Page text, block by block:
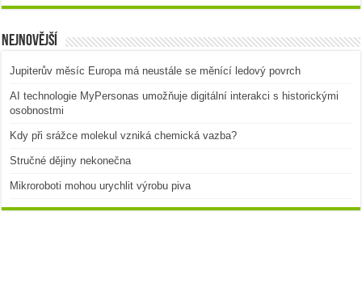
Nejnovější
Jupiterův měsíc Europa má neustále se měnící ledový povrch
AI technologie MyPersonas umožňuje digitální interakci s historickými
osobnostmi
Kdy při srážce molekul vzniká chemická vazba?
Stručné dějiny nekonečna
Mikroroboti mohou urychlit výrobu piva